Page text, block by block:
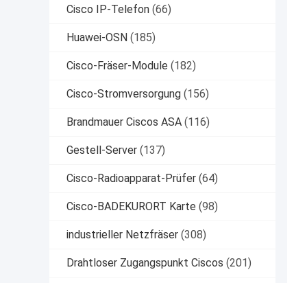
Cisco IP-Telefon (66)
Huawei-OSN (185)
Cisco-Fräser-Module (182)
Cisco-Stromversorgung (156)
Brandmauer Ciscos ASA (116)
Gestell-Server (137)
Cisco-Radioapparat-Prüfer (64)
Cisco-BADEKURORT Karte (98)
industrieller Netzfräser (308)
Drahtloser Zugangspunkt Ciscos (201)